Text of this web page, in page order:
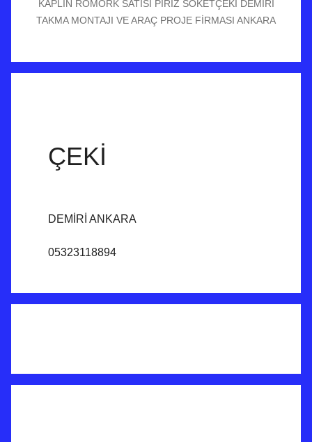
KAPLİN RÖMORK SATISI PİRİZ SÖKETÇEKİ DEMİRİ
TAKMA MONTAJI VE ARAÇ PROJE FİRMASI ANKARA
ÇEKİ
DEMİRİ ANKARA
05323118894